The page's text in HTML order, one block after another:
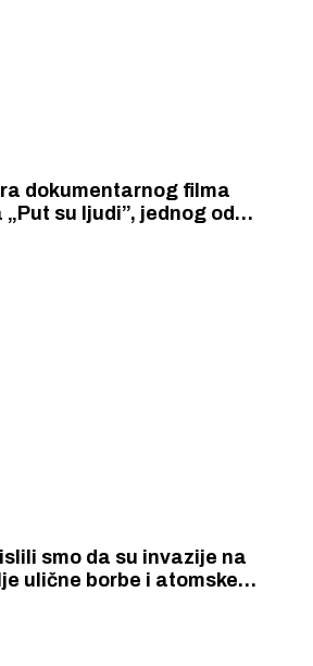
dokumentarnog filma
su ljudi”, jednog od
ceste
smo da su invazije na
ulične borbe i atomske